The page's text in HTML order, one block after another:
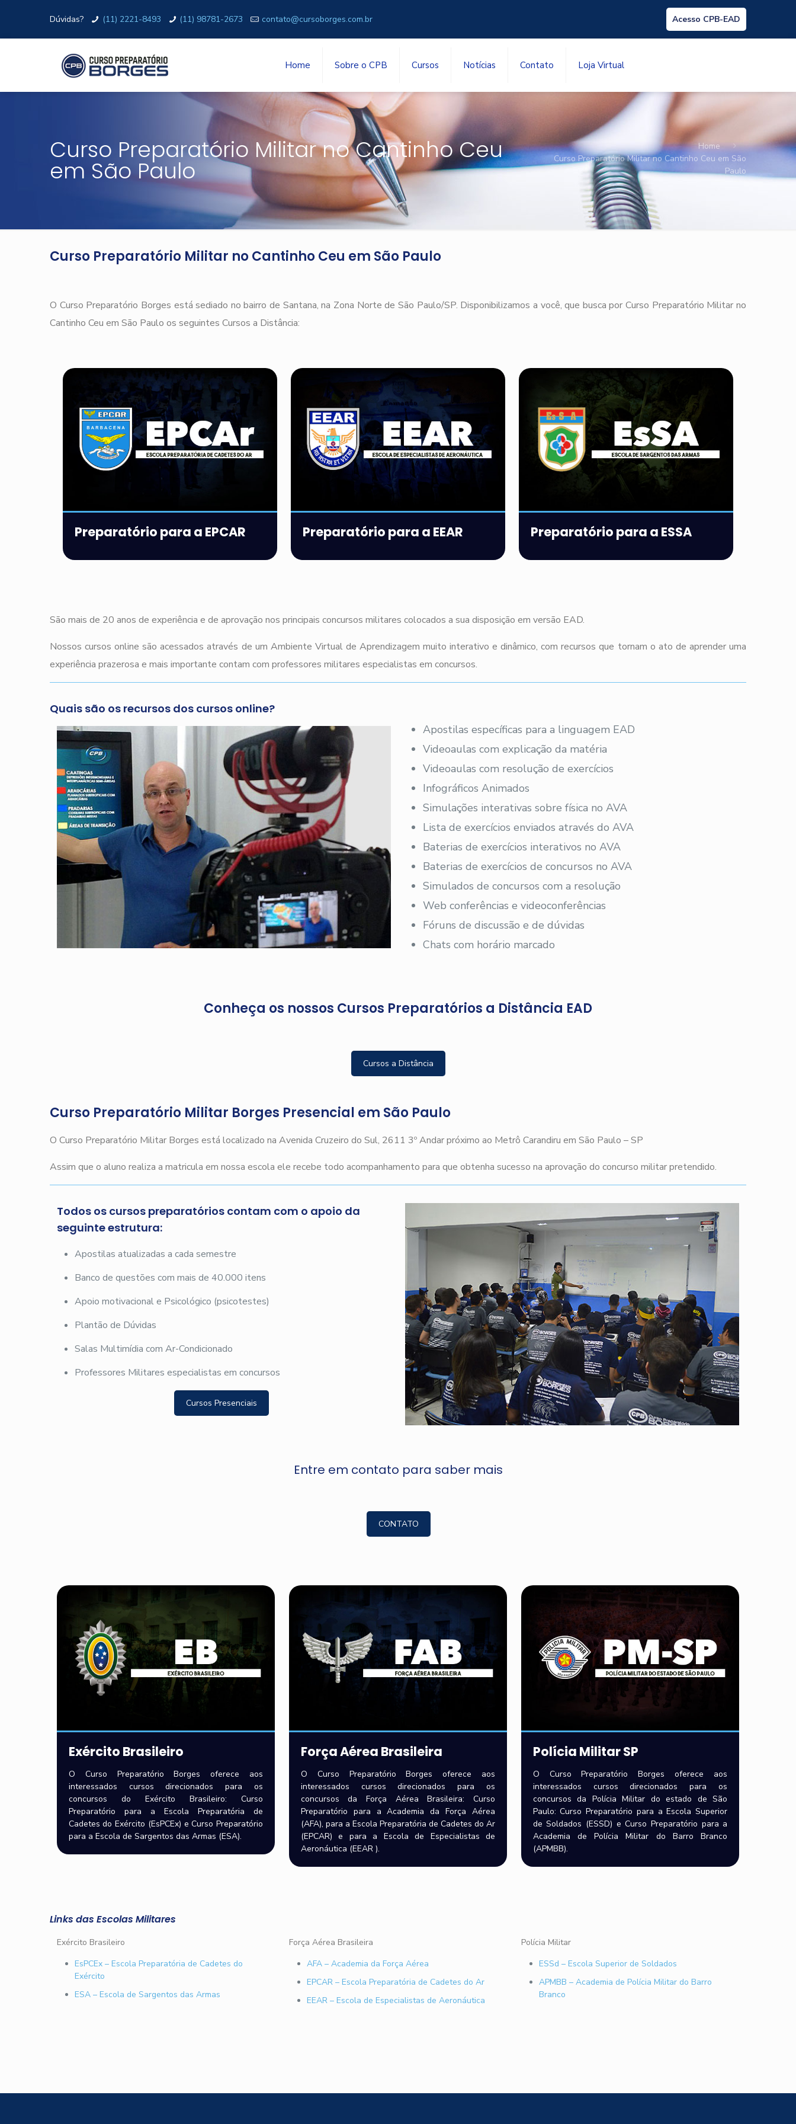
Dúvidas? (11) 2221-8493 (11) 98781-2673 contato@cursoborges.com.br Acesso CPB-EAD
Home Sobre o CPB Cursos Notícias Contato Loja Virtual
Curso Preparatório Militar no Cantinho Ceu
em São Paulo
Home
Curso Preparatório Militar no Cantinho Ceu em São
Paulo
Curso Preparatório Militar no Cantinho Ceu em São Paulo
O Curso Preparatório Borges está sediado no bairro de Santana, na Zona Norte de São Paulo/SP. Disponibilizamos a você, que busca por Curso Preparatório Militar no
Cantinho Ceu em São Paulo os seguintes Cursos a Distância:
Preparatório para a EPCAR Preparatório para a EEAR Preparatório para a ESSA
São mais de 20 anos de experiência e de aprovação nos principais concursos militares colocados a sua disposição em versão EAD.
Nossos cursos online são acessados através de um Ambiente Virtual de Aprendizagem muito interativo e dinâmico, com recursos que tornam o ato de aprender uma
experiência prazerosa e mais importante contam com professores militares especialistas em concursos.
Quais são os recursos dos cursos online?
Apostilas específicas para a linguagem EAD
Videoaulas com explicação da matéria
Videoaulas com resolução de exercícios
Infográficos Animados
Simulações interativas sobre física no AVA
Lista de exercícios enviados através do AVA
Baterias de exercícios interativos no AVA
Baterias de exercícios de concursos no AVA
Simulados de concursos com a resolução
Web conferências e videoconferências
Fóruns de discussão e de dúvidas
Chats com horário marcado
Conheça os nossos Cursos Preparatórios a Distância EAD
Cursos a Distância
Curso Preparatório Militar Borges Presencial em São Paulo
O Curso Preparatório Militar Borges está localizado na Avenida Cruzeiro do Sul, 2611 3º Andar próximo ao Metrô Carandiru em São Paulo – SP
Assim que o aluno realiza a matricula em nossa escola ele recebe todo acompanhamento para que obtenha sucesso na aprovação do concurso militar pretendido.
Todos os cursos preparatórios contam com o apoio da
seguinte estrutura:
Apostilas atualizadas a cada semestre
Banco de questões com mais de 40.000 itens
Apoio motivacional e Psicológico (psicotestes)
Plantão de Dúvidas
Salas Multimídia com Ar-Condicionado
Professores Militares especialistas em concursos
Cursos Presenciais
Entre em contato para saber mais
CONTATO
Exército Brasileiro
O Curso Preparatório Borges oferece aos
interessados cursos direcionados para os
concursos do Exército Brasileiro: Curso
Preparatório para a Escola Preparatória de
Cadetes do Exército (EsPCEx) e Curso Preparatório
para a Escola de Sargentos das Armas (ESA).
Força Aérea Brasileira
O Curso Preparatório Borges oferece aos
interessados cursos direcionados para os
concursos da Força Aérea Brasileira: Curso
Preparatório para a Academia da Força Aérea
(AFA), para a Escola Preparatória de Cadetes do Ar
(EPCAR) e para a Escola de Especialistas de
Aeronáutica (EEAR ).
Polícia Militar SP
O Curso Preparatório Borges oferece aos
interessados cursos direcionados para os
concursos da Polícia Militar do estado de São
Paulo: Curso Preparatório para a Escola Superior
de Soldados (ESSD) e Curso Preparatório para a
Academia de Polícia Militar do Barro Branco
(APMBB).
Links das Escolas Militares
Exército Brasileiro
EsPCEx – Escola Preparatória de Cadetes do
Exército
ESA – Escola de Sargentos das Armas
Força Aérea Brasileira
AFA – Academia da Força Aérea
EPCAR – Escola Preparatória de Cadetes do Ar
EEAR – Escola de Especialistas de Aeronáutica
Polícia Militar
ESSd – Escola Superior de Soldados
APMBB – Academia de Polícia Militar do Barro
Branco